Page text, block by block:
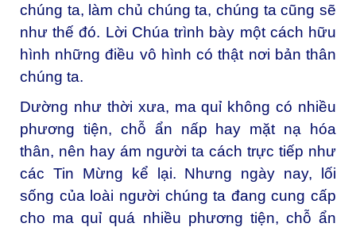
chúng ta, làm chủ chúng ta, chúng ta cũng sẽ
như thế đó. Lời Chúa trình bày một cách hữu
hình những điều vô hình có thật nơi bản thân
chúng ta.
Dường như thời xưa, ma quỉ không có nhiều
phương tiện, chỗ ẩn nấp hay mặt nạ hóa
thân, nên hay ám người ta cách trực tiếp như
các Tin Mừng kể lại. Nhưng ngày nay, lối
sống của loài người chúng ta đang cung cấp
cho ma quỉ quá nhiều phương tiện, chỗ ẩn